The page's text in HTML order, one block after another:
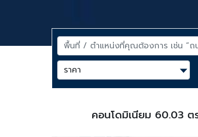
คอนโดมิเนียม 60.03 ต